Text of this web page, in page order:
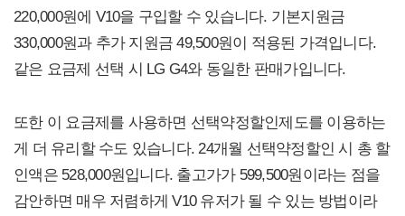
220,000원에 V10을 구입할 수 있습니다. 기본지원금
330,000원과 추가 지원금 49,500원이 적용된 가격입니다.
같은 요금제 선택 시 LG G4와 동일한 판매가입니다.
또한 이 요금제를 사용하면 선택약정할인제도를 이용하는
게 더 유리할 수도 있습니다. 24개월 선택약정할인 시 총 할
인액은 528,000원입니다. 출고가가 599,500원이라는 점을
감안하면 매우 저렴하게 V10 유저가 될 수 있는 방법이라